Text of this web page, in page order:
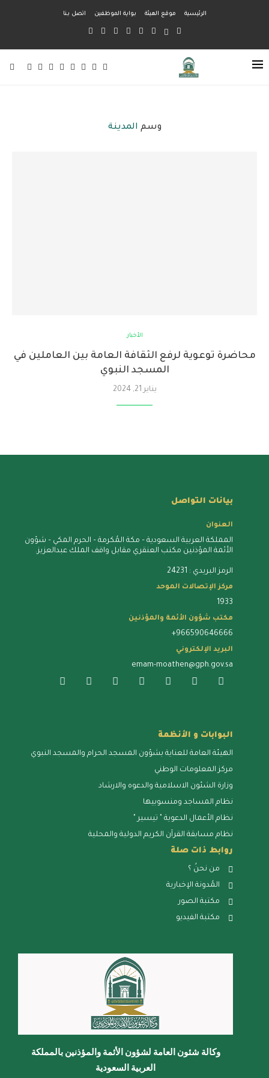
الرئيسية موقع الهيئة بواية الموظفين اتصل بنا
وسم المدينة
الأخبار
محاضرة توعوية لرفع الثقافة العامة بين العاملين في
المسجد النبوي
يناير 21, 2024
بيانات التواصل
العنوان
المملكة العربية السعودية – مكة المُكرمة – الحرم المكي – شؤون
الأئمة المؤذنين مكتب العنقري مقابل واقف الملك عبدالعزيز.
الرمز البريدي : 24231
مركز الإتصالات الموحد
1933
مكتب شؤون الأئمة والمؤذنين
+966590646666
البريد الإلكتروني
emam-moathen@gph.gov.sa
البوابات و الأنظمة
الهيئة العامة للعناية بشؤون المسجد الحرام والمسجد النبوي
مركز المعلومات الوطني
وزارة الشئون الاسلامية والدعوه والارشاد
نظام المساجد ومنسوبيها
نظام الأعمال الدعوية " تيسير "
نظام مسابقة القرآن الكريم الدولية والمحلية
روابط ذات صلة
من نحنُ ؟
المُدونة الإخبارية
مكتبة الصور
مكتبة الفيديو
وكالة شئون العامة لشؤون الأئمة والمؤذنين بالمملكة
العربية السعودية